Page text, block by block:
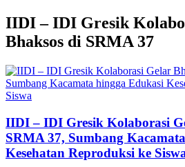
IIDI – IDI Gresik
Bhaksos di SRMA 37
IIDI – IDI Gresik Kolaborasi
SRMA 37, Sumbang
Kesehatan Reproduksi ke